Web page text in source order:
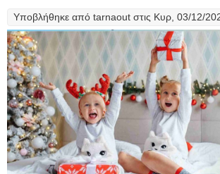
Υποβλήθηκε από tarnaout στις Κυρ, 03/12/